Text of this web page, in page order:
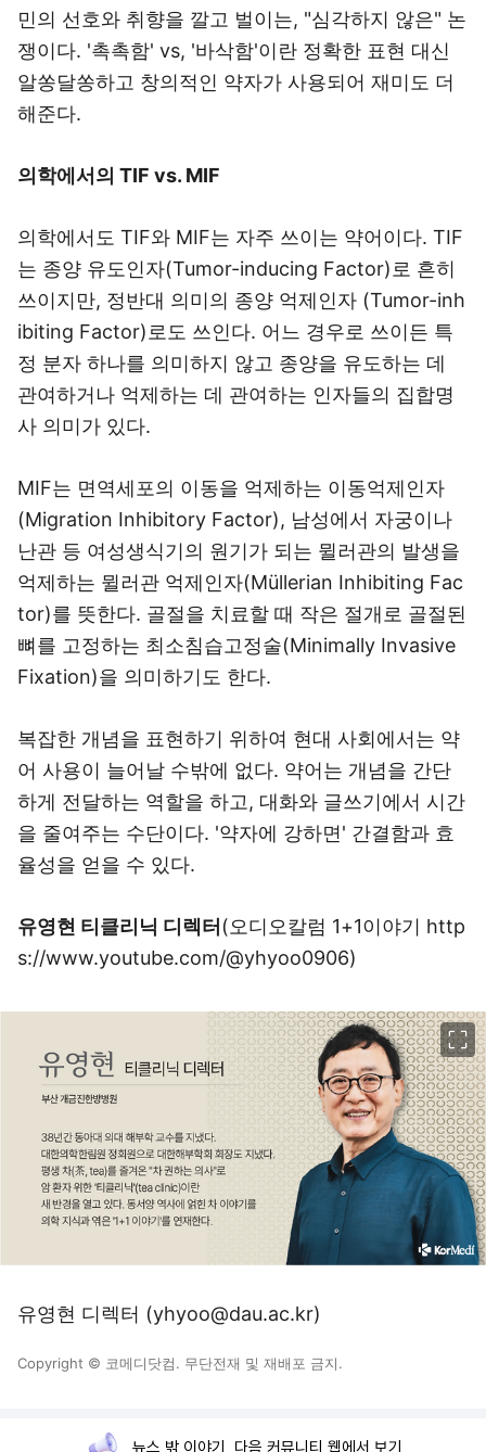
민의 선호와 취향을 깔고 벌이는, "심각하지 않은" 논
쟁이다. '촉촉함' vs, '바삭함'이란 정확한 표현 대신
알쏭달쏭하고 창의적인 약자가 사용되어 재미도 더
해준다.
의학에서의 TIF vs. MIF
의학에서도 TIF와 MIF는 자주 쓰이는 약어이다. TIF
는 종양 유도인자(Tumor-inducing Factor)로 흔히
쓰이지만, 정반대 의미의 종양 억제인자 (Tumor-inh
ibiting Factor)로도 쓰인다. 어느 경우로 쓰이든 특
정 분자 하나를 의미하지 않고 종양을 유도하는 데
관여하거나 억제하는 데 관여하는 인자들의 집합명
사 의미가 있다.
MIF는 면역세포의 이동을 억제하는 이동억제인자
(Migration Inhibitory Factor), 남성에서 자궁이나
난관 등 여성생식기의 원기가 되는 뮐러관의 발생을
억제하는 뮐러관 억제인자(Müllerian Inhibiting Fac
tor)를 뜻한다. 골절을 치료할 때 작은 절개로 골절된
뼈를 고정하는 최소침습고정술(Minimally Invasive
Fixation)을 의미하기도 한다.
복잡한 개념을 표현하기 위하여 현대 사회에서는 약
어 사용이 늘어날 수밖에 없다. 약어는 개념을 간단
하게 전달하는 역할을 하고, 대화와 글쓰기에서 시간
을 줄여주는 수단이다. '약자에 강하면' 간결함과 효
율성을 얻을 수 있다.
유영현 티클리닉 디렉터 (오디오칼럼 1+1이야기 http
s://www.youtube.com/@yhyoo0906)
유영현 디렉터 (yhyoo@dau.ac.kr)
Copyright © 코메디닷컴. 무단전재 및 재배포 금지.
뉴스 밖 이야기, 다음 커뮤니티 웹에서 보기